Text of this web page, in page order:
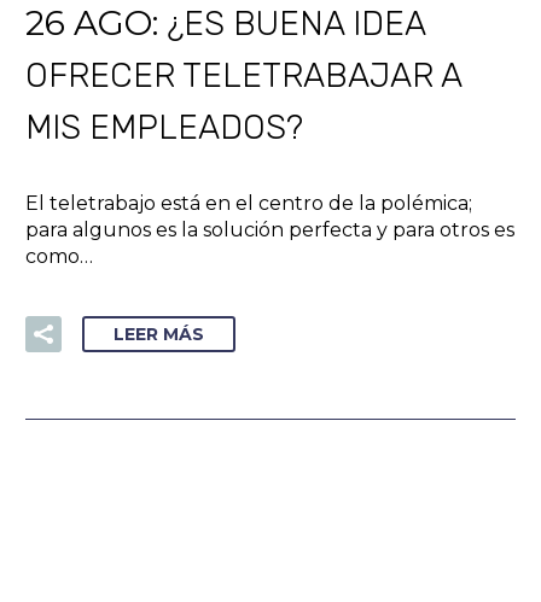
26 AGO: ¿ES BUENA IDEA
OFRECER TELETRABAJAR A
MIS EMPLEADOS?
El teletrabajo está en el centro de la polémica;
para algunos es la solución perfecta y para otros es
como…
LEER MÁS